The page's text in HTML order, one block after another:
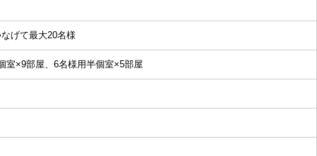
げて最大20名様
室×9部屋、6名様用半個室×5部屋